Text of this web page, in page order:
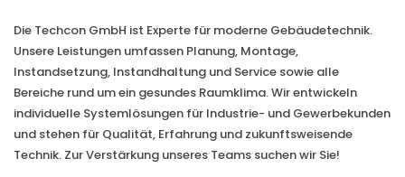
Die Techcon GmbH ist Experte für moderne Gebäudetechnik.
Unsere Leistungen umfassen Planung, Montage,
Instandsetzung, Instandhaltung und Service sowie alle
Bereiche rund um ein gesundes Raumklima. Wir entwickeln
individuelle Systemlösungen für Industrie- und Gewerbekunden
und stehen für Qualität, Erfahrung und zukunftsweisende
Technik. Zur Verstärkung unseres Teams suchen wir Sie!